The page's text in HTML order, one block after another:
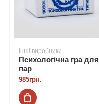
Інші виробники
Психологічна гра для
пар
985грн.